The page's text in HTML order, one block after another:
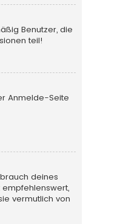
Benutzer, die
teil!
Anmelde-Seite
deines
vermutlich von